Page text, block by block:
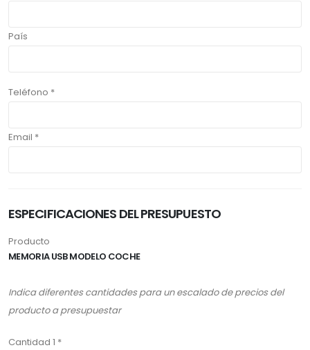
País
Teléfono *
Email *
ESPECIFICACIONES DEL PRESUPUESTO
Producto
MEMORIA USB MODELO COCHE
Indica diferentes cantidades para un escalado de precios del
producto a presupuestar
Cantidad 1 *